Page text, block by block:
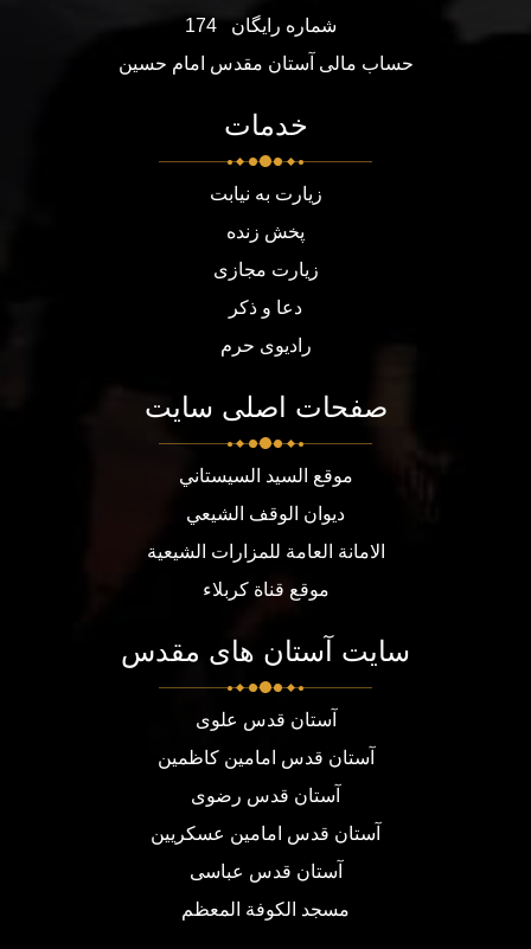
شماره رایگان
174
حساب مالی آستان مقدس امام حسین
خدمات
زیارت به نیابت
پخش زنده
زیارت مجازی
دعا و ذکر
رادیوی حرم
صفحات اصلی سایت
موقع السيد السيستاني
ديوان الوقف الشيعي
الامانة العامة للمزارات الشيعية
موقع قناة كربلاء
سایت آستان های مقدس
آستان قدس علوی
آستان قدس امامین کاظمین
آستان قدس رضوی
آستان قدس امامین عسکریین
آستان قدس عباسی
مسجد الكوفة المعظم